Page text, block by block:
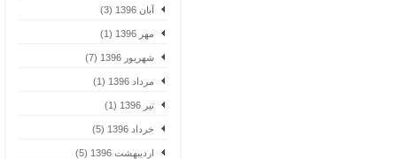
آبان 1396 (3)
مهر 1396 (1)
شهریور 1396 (7)
مرداد 1396 (1)
تیر 1396 (1)
خرداد 1396 (5)
اردیبهشت 1396 (5)